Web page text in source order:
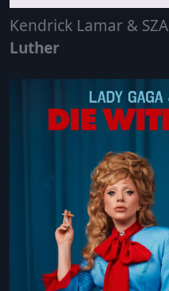
Kendrick Lamar & SZA
Luther